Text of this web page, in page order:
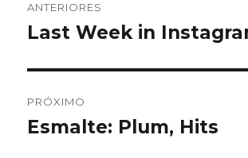
de
ANTERIORES
Post
Last Week in
PRÓXIMO
Próximo
Esmalte: Plum, Hits